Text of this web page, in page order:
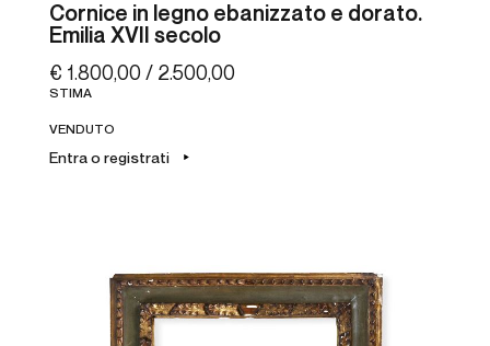
Cornice in legno ebanizzato e dorato.
Emilia XVII secolo
€ 1.800,00 / 2.500,00
STIMA
VENDUTO
Entra o registrati